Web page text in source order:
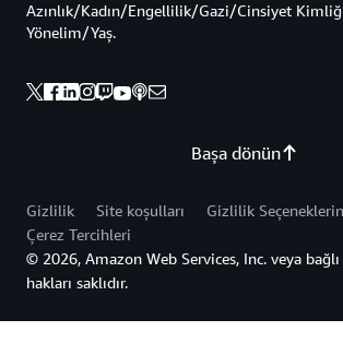
Başa dönün
Azınlık/Kadın/Engellilik/Gazi/Cinsiyet
Yönelim/Yaş.
Gizlilik Site koşulları
Gizlilik
Çerez Tercihleri
© 2026, Amazon Web Services, Inc. veya
hakları saklıdır.